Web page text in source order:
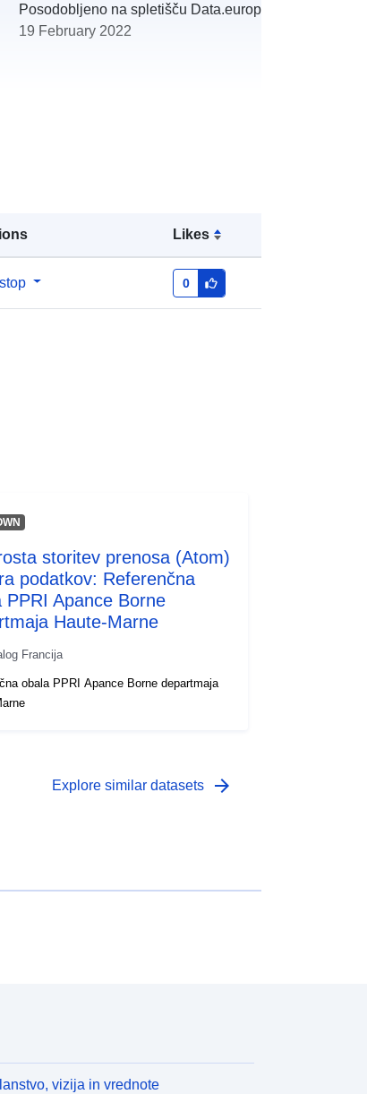
Likes
0
Posodobljeno na spletišču Data.europa.eu:
19 February 2022
120066022-srv-c4c24b63-e12f-
4706-86b9-a17ac5fc3ec3
storitev prenosa (Atom)
podatkov: Referenčna
PPRI Apance Borne
Haute-Marne
Francija
obala PPRI Apance Borne departmaja
Explore similar datasets arrow_forward
vizija in vrednote